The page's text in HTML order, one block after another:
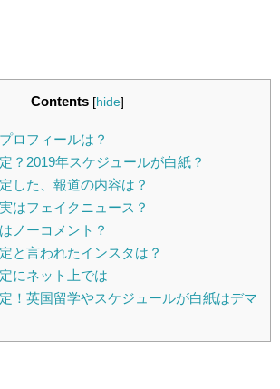
Contents [hide]
ロフィールは？
？2019年スケジュールが白紙？
した、報道の内容は？
はフェイクニュース？
ノーコメント？
と言われたインスタは？
にネット上では
！英国留学やスケジュールが白紙はデマ